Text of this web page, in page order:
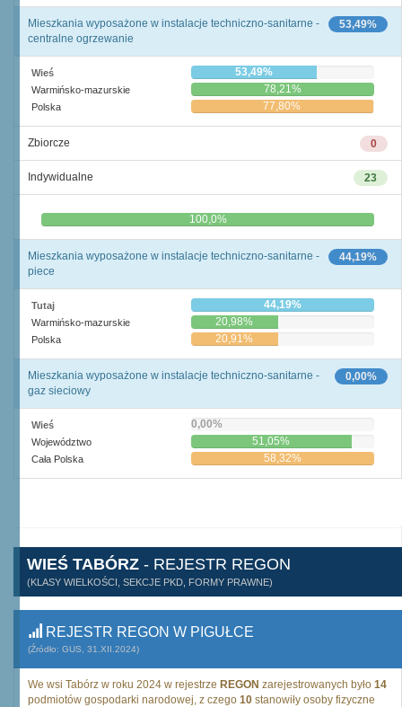
53,49%
Mieszkania wyposażone w instalacje techniczno-sanitarne -
centralne ogrzewanie
Wieś 53,49%
Warmińsko-mazurskie 78,21%
Polska 77,80%
0
Zbiorcze
23
Indywidualne
0,0% 100,0%
44,19%
Mieszkania wyposażone w instalacje techniczno-sanitarne -
piece
Tutaj 44,19%
Warmińsko-mazurskie 20,98%
Polska 20,91%
0,00%
Mieszkania wyposażone w instalacje techniczno-sanitarne -
gaz sieciowy
Wieś 0,00%
Województwo 51,05%
Cała Polska 58,32%
WIEŚ TABÓRZ - REJESTR REGON
(KLASY WIELKOŚCI, SEKCJE PKD, FORMY PRAWNE)
REJESTR REGON W PIGUŁCE
(Źródło: GUS, 31.XII.2024)
We wsi Tabórz w roku 2024 w rejestrze REGON zarejestrowanych było 14
podmiotów gospodarki narodowej, z czego 10 stanowiły osoby fizyczne